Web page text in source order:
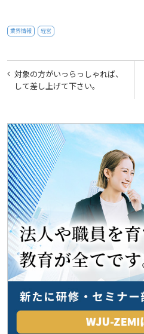
業界情報 経営
投
稿
ビ
ゲ
ー
シ
ョ
ン
対象の方がいっらっしゃれば、
して差し上げて下さい。